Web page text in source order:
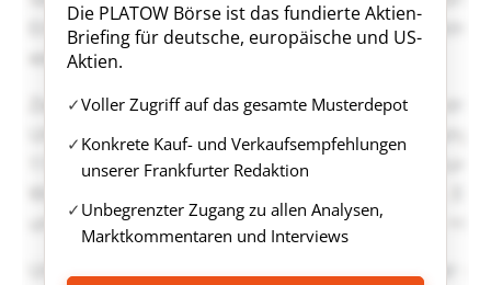
Die PLATOW Börse ist das fundierte Aktien-
Briefing für deutsche, europäische und US-
Aktien.
Voller Zugriff auf das gesamte Musterdepot
Konkrete Kauf- und Verkaufsempfehlungen
unserer Frankfurter Redaktion
Unbegrenzter Zugang zu allen Analysen,
Marktkommentaren und Interviews